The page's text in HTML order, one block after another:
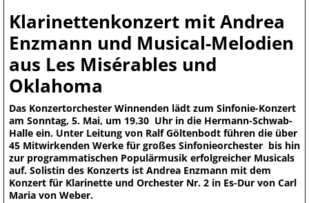
Klarinettenkonzert mit Andrea
Enzmann und Musical-Melodien
aus Les Misérables und
Oklahoma
Das Konzertorchester Winnenden lädt zum Sinfonie-Konzert
am Sonntag, 5. Mai, um 19.30 Uhr in die Hermann-Schwab-
Halle ein. Unter Leitung von Ralf Göltenbodt führen die über
45 Mitwirkenden Werke für großes Sinfonieorchester bis hin
zur programmatischen Populärmusik erfolgreicher Musicals
auf. Solistin des Konzerts ist Andrea Enzmann mit dem
Konzert für Klarinette und Orchester Nr. 2 in Es-Dur von Carl
Maria von Weber.